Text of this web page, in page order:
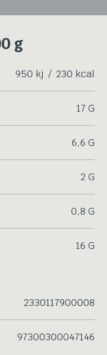
g
950 kj / 230 kcal
17 G
6,6 G
2 G
0,8 G
16 G
2330117900008
97300300047146